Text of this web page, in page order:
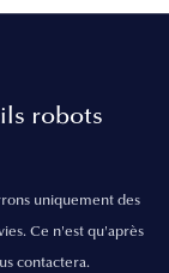
robots
uniquement des
Ce n'est qu'après
contactera.